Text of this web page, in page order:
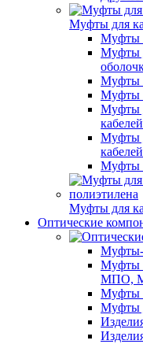
Муфты для
Муфты
Муфты
Муфты
Муфты
Муфты
Муфты
Муфты для
Оптические
Муфты
МПО,
Муфты
Муфты